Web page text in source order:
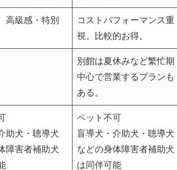
高級感・特別
コストパフォーマンス重
視。比較的お得。
別館は夏休みなど繁忙期
中心で営業するプランも
ある。
助犬・聴導犬
障害者補助犬
ペット不可
盲導犬・介助犬・聴導犬
などの身体障害者補助犬
は同伴可能